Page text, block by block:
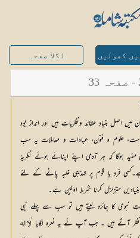
کھولیں اگلا صفحہ
اصل بنیاد عقائد ونظریات ہیں اور انداز بود
علوم و فنون، عبادات و معاملات یہ سب
ہوگا کہ ہر آدمی اپنے اپنائے ہوئے نظریہٴ
فرد یا قوم پر تہذیبی غلبہ پانے کے لئے
متزلزل کرنا شرطِ اوّلین ہے۔
کا جائزہ لیتے ہیں تو سب سے پہلے نبی
نظر آتے ہیں ۔ جب آپ نے یہ نعرہ لگایا ’